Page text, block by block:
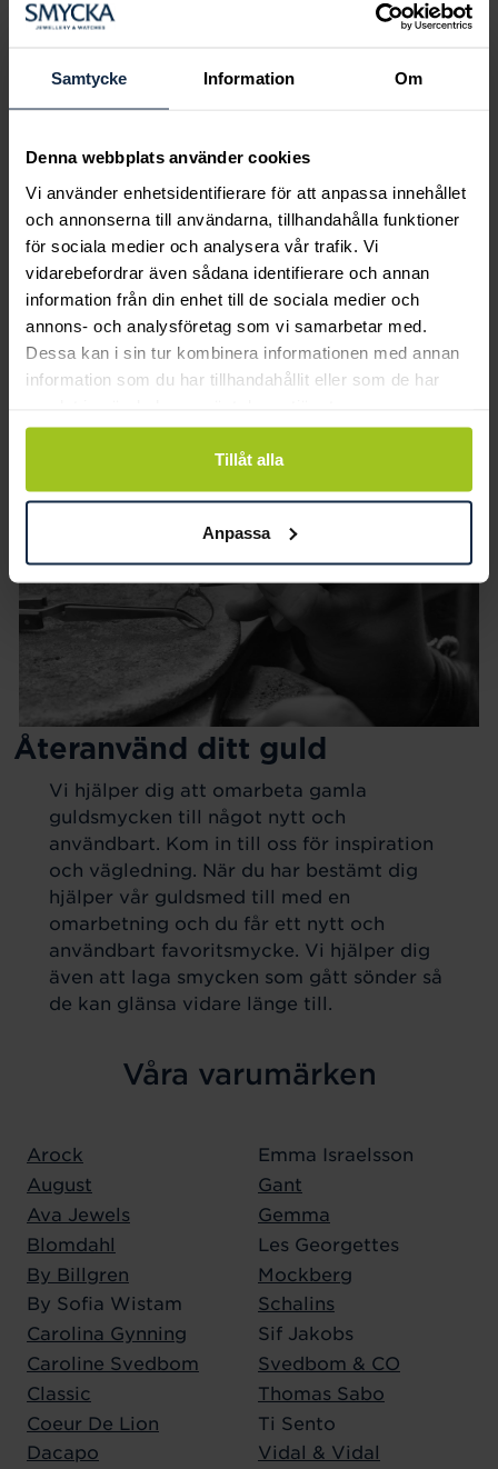
Samtycke Information Om
Denna webbplats använder cookies
Vi använder enhetsidentifierare för att anpassa innehållet
och annonserna till användarna, tillhandahålla funktioner
för sociala medier och analysera vår trafik. Vi
vidarebefordrar även sådana identifierare och annan
information från din enhet till de sociala medier och
annons- och analysföretag som vi samarbetar med.
Dessa kan i sin tur kombinera informationen med annan
information som du har tillhandahållit eller som de har
Tillåt alla
Anpassa
drömring för varje tillfälle i livet. Bokar du
perfekt för just din stil och smak.
Återanvänd ditt guld
Vi hjälper dig att omarbeta gamla
guldsmycken till något nytt och
användbart. Kom in till oss för inspiration
och vägledning. När du har bestämt dig
hjälper vår guldsmed till med en
omarbetning och du får ett nytt och
användbart favoritsmycke. Vi hjälper dig
även att laga smycken som gått sönder så
de kan glänsa vidare länge till.
Våra varumärken
Arock
August
Ava Jewels
Blomdahl
By Billgren
By Sofia Wistam
Carolina Gynning
Caroline Svedbom
Classic
Coeur De Lion
Dacapo
Emma Israelsson
Gant
Gemma
Les Georgettes
Mockberg
Schalins
Sif Jakobs
Svedbom & CO
Thomas Sabo
Ti Sento
Vidal & Vidal